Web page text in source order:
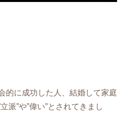
的に成功した人、結婚して家庭
派”や”偉い”とされてきまし